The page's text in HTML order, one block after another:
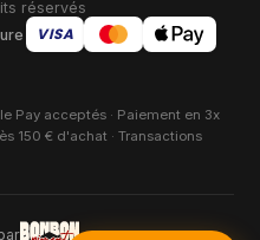
réservés
VISA
Pay acceptés · Paiement en 3x
150 € d'achat · Transactions